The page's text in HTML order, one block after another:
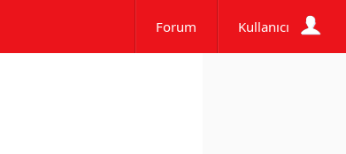
Forum Kullanıcı